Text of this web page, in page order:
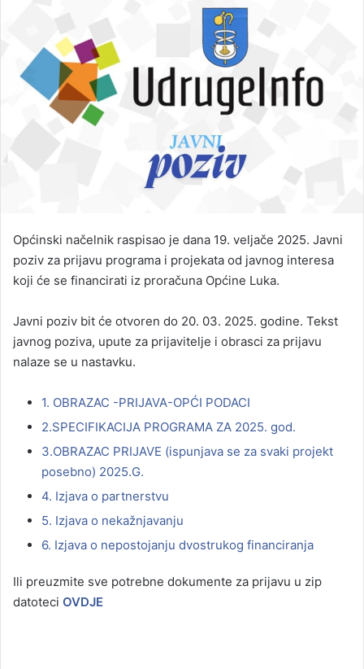
Općinski načelnik raspisao je dana 19. veljače 2025. Javni
poziv za prijavu programa i projekata od javnog interesa
koji će se financirati iz proračuna Općine Luka.
Javni poziv bit će otvoren do 20. 03. 2025. godine. Tekst
javnog poziva, upute za prijavitelje i obrasci za prijavu
nalaze se u nastavku.
1. OBRAZAC -PRIJAVA-OPĆI PODACI
2.SPECIFIKACIJA PROGRAMA ZA 2025. god.
3.OBRAZAC PRIJAVE (ispunjava se za svaki projekt
posebno) 2025.G.
4. Izjava o partnerstvu
5. Izjava o nekažnjavanju
6. Izjava o nepostojanju dvostrukog financiranja
Ili preuzmite sve potrebne dokumente za prijavu u zip
datoteci OVDJE